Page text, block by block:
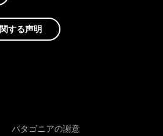
する声明
パタゴニアの謝意